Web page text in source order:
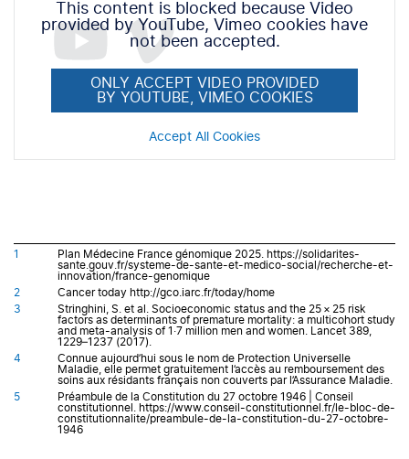
This content is blocked because Video
provided by YouTube, Vimeo cookies have
not been accepted.
ONLY ACCEPT VIDEO PROVIDED
BY YOUTUBE, VIMEO COOKIES
Accept All Cookies
1
Plan Médecine France génomique 2025. https://solidarites-
sante.gouv.fr/systeme-de-sante-et-medico-social/recherche-et-
innovation/france-genomique
2
Cancer today http://gco.iarc.fr/today/home
3
Stringhini, S. et al. Socioeconomic status and the 25 × 25 risk
factors as determinants of premature mortality: a multicohort study
and meta-analysis of 1·7 million men and women. Lancet 389,
1229–1237 (2017).
4
Connue aujourd’hui sous le nom de Protection Universelle
Maladie, elle permet gratuitement l’accès au remboursement des
soins aux résidants français non couverts par l’Assurance Maladie.
5
Préambule de la Constitution du 27 octobre 1946 | Conseil
constitutionnel. https://www.conseil-constitutionnel.fr/le-bloc-de-
constitutionnalite/preambule-de-la-constitution-du-27-octobre-
1946